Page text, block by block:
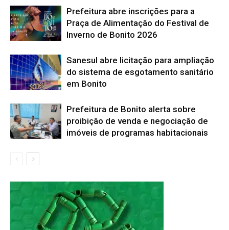
Prefeitura abre inscrições para a
Praça de Alimentação do Festival de
Inverno de Bonito 2026
Sanesul abre licitação para ampliação
do sistema de esgotamento sanitário
em Bonito
Prefeitura de Bonito alerta sobre
proibição de venda e negociação de
imóveis de programas habitacionais